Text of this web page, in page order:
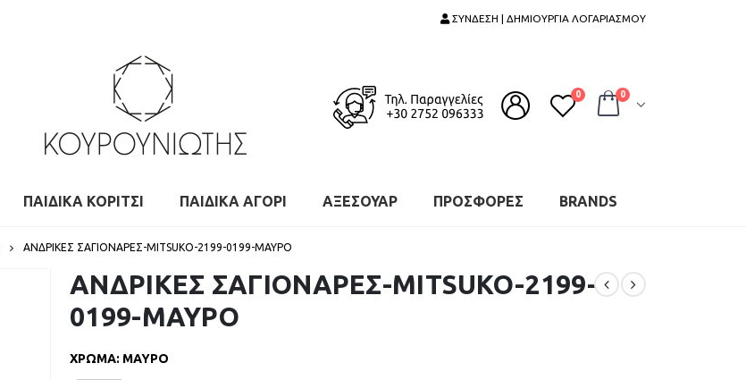
ΣΥΝΔΕΣΗ | ΔΗΜΙΟΥΡΓΙΑ ΛΟΓΑΡΙΑΣΜΟΥ
0 0
ΠΑΙΔΙΚΑ ΚΟΡΙΤΣΙ ΠΑΙΔΙΚΑ ΑΓΟΡΙ ΑΞΕΣΟΥΑΡ ΠΡΟΣΦΟΡΕΣ BRANDS
ΑΝΔΡΙΚΕΣ ΣΑΓΙΟΝΑΡΕΣ-MITSUKO-2199-0199-ΜΑΥΡΟ
ΑΝΔΡΙΚΕΣ ΣΑΓΙΟΝΑΡΕΣ-MITSUKO-2199-
0199-ΜΑΥΡΟ
ΧΡΩΜΑ: ΜΑΥΡΟ